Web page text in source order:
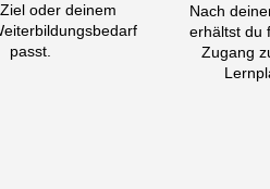
oder deinem
passt.
Nach
erhältst du
Zugang